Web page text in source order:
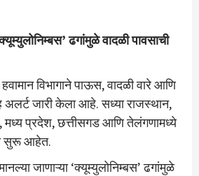
ढगांमुळे वादळी पावसाची
विभागाने पाऊस, वादळी वारे आणि
अलर्ट जारी केला आहे. सध्या राजस्थान,
मध्य प्रदेश, छत्तीसगड आणि तेलंगणामध्ये
सुरू आहेत.
जाणाऱ्या ‘क्यूम्युलोनिम्बस’ ढगांमुळे